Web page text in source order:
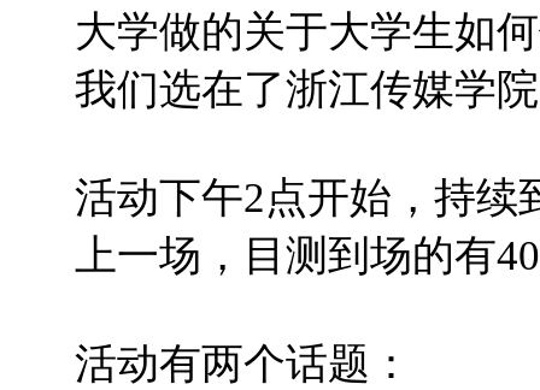
大学做的关于大学生如
我们选在了浙江传媒学
活动下午2点开始，持续
上一场，目测到场的有
活动有两个话题：